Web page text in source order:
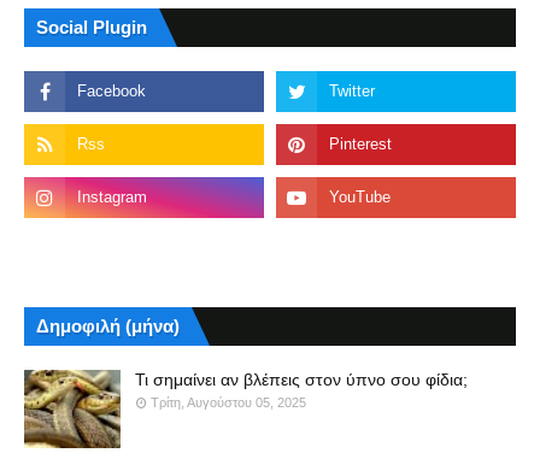
Social Plugin
Δημοφιλή (μήνα)
Τι σημαίνει αν βλέπεις στον ύπνο σου φίδια;
Τρίτη, Αυγούστου 05, 2025